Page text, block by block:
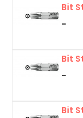
Bit
-
Bit
-
Bit